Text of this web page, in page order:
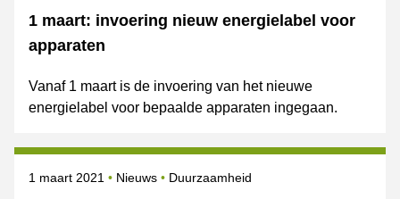
1 maart: invoering nieuw energielabel voor
apparaten
Vanaf 1 maart is de invoering van het nieuwe
energielabel voor bepaalde apparaten ingegaan.
Gepubliceerd op
1 maart 2021 Categorie
Nieuws Onderwerpen
Duurzaamheid